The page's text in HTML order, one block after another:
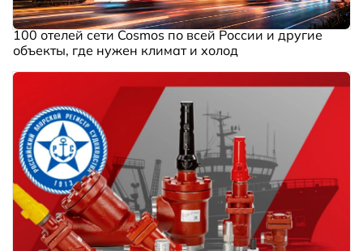
100 отелей сети Cosmos по всей России и другие
объекты, где нужен климат и холод